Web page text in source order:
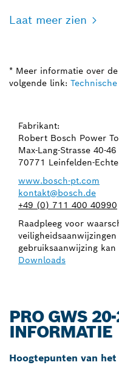
Laat meer zien
* Meer informatie over
volgende link:
Fabrikant:
Robert Bosch Power
Max-Lang-Strasse 40-46
70771 Leinfelden-
www.bosch-pt.com
kontakt@bosch.de
+49 (0) 711 400 40990
Raadpleeg voor
gebruiksaanwijzing
Downloads
PRO GWS
INFORMATIE
Hoogtepunten van